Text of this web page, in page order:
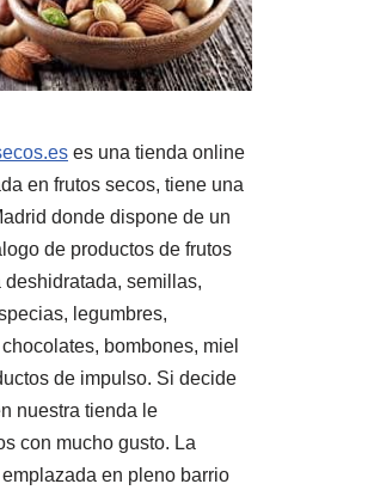
es una tienda online
en frutos secos, tiene una
donde dispone de un
de productos de frutos
deshidratada, semillas,
legumbres,
bombones, miel
de impulso. Si decide
nuestra tienda le
con mucho gusto. La
en pleno barrio